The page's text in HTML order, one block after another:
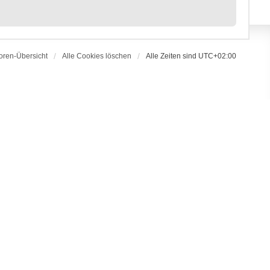
Übersicht Alle Cookies löschen Alle Zeiten sind UTC+02:00